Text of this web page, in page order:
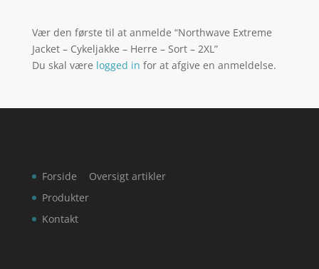
Vær den første til at anmelde “Northwave Extreme
Jacket – Cykeljakke – Herre – Sort – 2XL”
Du skal være logged in for at afgive en anmeldelse.
Forside
Produkter
Kontakt
Oversigt artikler